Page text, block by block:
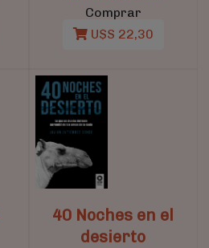
Comprar
U$S 22,30
40 Noches en el
desierto